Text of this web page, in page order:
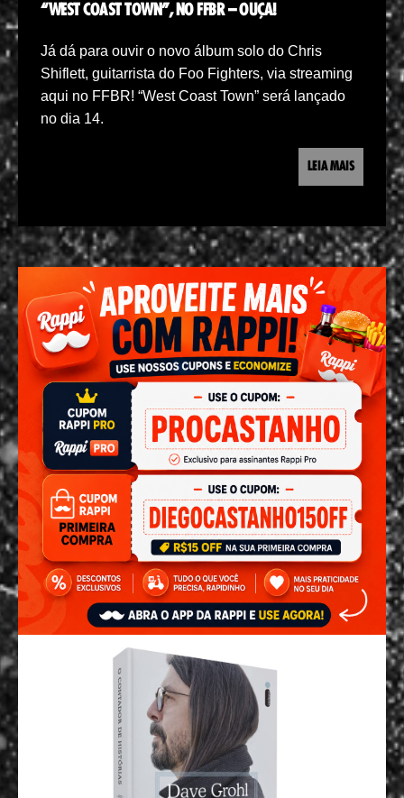
“WEST COAST TOWN”, NO FFBR – OUÇA!
Já dá para ouvir o novo álbum solo do Chris
Shiflett, guitarrista do Foo Fighters, via streaming
aqui no FFBR! “West Coast Town” será lançado
no dia 14.
LEIA MAIS